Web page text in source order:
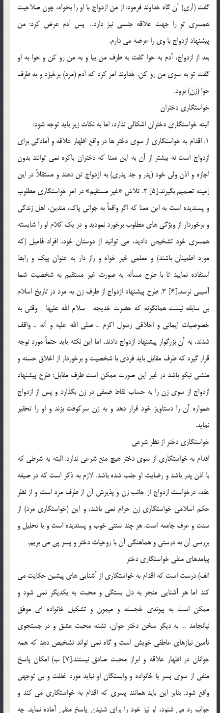
گفت (آري) آن گاه خداوند فرمود: از من ازدواج با او را بخواه، چون صلاحيت
همسري تو را جهت علاقه جنسي نيز دارد… پس آدم عرض کرد: من
پيشنهاد ازدواج با وي را عرضه مي دارم.
بعد از ازدواج، آدم به حوا گفت به طرف من بيا و به من رو کن و حوا به او
گفت تو به سوي من رو کن. خداوند امر کرد که آدم (مرد) برخيزد و به طرف
حوا (زن) برود.
خواستگاري دختران
البته خواستگاري دختران اشکالي ندارد، اما به نکات زير بايد توجه شود:
1. اقدام به خواستگاري از سوي دختر ها در واقع اظهار علاقه و آمادگي براي
ازدواج است نه بيشتر از آن به اين معنا که دختران باکره نمي توانند بدون
اجازه و اذن ولي خود (پدر و جد پدري) به ازدواج تن دهند و مستقلاً در اين
زمينه تصميم بگيرند.[5] 2. تلاش «غير مستقيم» در امر خواستگاري مطلوب
و پسنديده است به اين معنا که اگر واقعاً به جواني پاک، متدين، اهل زندگي
و برخوردار از ويژگي هاي مطلوب برخورد نموديد و در يک کلام او را شايسته
همسري خود تشخيص داديد، مي توانيد از دوستان خود، افراد فاميل (که
مورد اطمينان باشند) و معلمي خير خواه و راز دار به عنوان پيک و رابط
استفاده نماييد تا با طرح مسأله به صورت غير مستقيم به شخصيت شما
آسيبي نرسد.[6] 3. طرح پيشنهاد ازدواج از طرف زن به مرد در تاريخ اسلام
بي سابقه نيست همانگونه که حضرت خديجه ـ سلام الله عليها ـ وقتي به
خصوصيات ايماني و اخلاقي رسول اکرم ـ صلي الله عليه و آله ـ واقف
شدند، به آن بزرگوار پيشنهاد ازدواج دادند، اما اين نکته بايد حتماً مورد توجه
قرار گيرد که طرف مقابل بايد فردي با شخصيت و برخوردار از اخلاق حسنه و
منشي نيکو باشد در غير اين صورت ممکن است طرف مقابل: طرح پيشنهاد
ازدواج از سوي زن را به حساب نقاط ضعفي در زن بگذارد و پس از ازدواج
همواره آن را دستاويز خود قرار دهد و به زن سرکوفت بزند و او را تحقير
نمايد.
خواستگاري دختر از نظر شرعي
اقدام به خواستگاري از سوي دختر هيچ منع شرعي ندارد. البته به شرطي که
با اذن پدر باشد و رضايت او جلب شده باشد. لازم به ذکر است که در صيغه
عقد، درخواست ازدواج از جانب زن و پذيرش آن از طرف مرد است و از نظر
حکم اسلامي خواستگاري زن حرام نمي باشد، و اين (خواستگاري مرد) از
سنت و عرف جامعه است. هر چند سنتي خوب و پسنديده است و با تحليل و
بررسي آن به درستي و هماهنگي آن با روحيات دختر و پسر پي مي بريم.
پيامدهاي منفي خواستگاري دختر
الف) درست است که اقدام به خواستگاري از آشنايي هاي پيشين حکايت مي
کند اما هر آشنايي منجر به دل بستگي و محبت به يکديگر نمي شود و
ممکن است به پيوندي خجسته و ميمون و تشکيل خانواده اي موفق
نيانجامد … به ديگر سخن دختر جوان، تشنه محبت عشق و در جستجوي
تأمين نيازهاي عاطفي خويش است و گاه نمي تواند تشخيص دهد که همه
جوانان در اظهار علاقه و ابراز محبت صادق نيستند.[7] ب) امکان پاسخ
منفي از سوي پسر يا خانواده و وابستگان او نبايد مورد غفلت و بي توجهي
واقع شود. بنابر اين بايد همانند پسري که اقدام به خواستگاري مي کند و
جواب رد مي شنود، او نيز خود را براي شنيدن پاسخ منفي آماده نمايد. چه